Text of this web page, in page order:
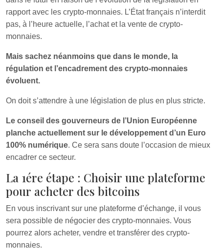
rapport avec les crypto-monnaies. L’État français n’interdit
pas, à l’heure actuelle, l’achat et la vente de crypto-
monnaies.
Mais sachez néanmoins que dans le monde, la
régulation et l’encadrement des crypto-monnaies
évoluent.
On doit s’attendre à une législation de plus en plus stricte.
Le conseil des gouverneurs de l’Union Européenne
planche actuellement sur le développement d’un Euro
100% numérique. Ce sera sans doute l’occasion de mieux
encadrer ce secteur.
La 1ére étape : Choisir une plateforme
pour acheter des bitcoins
En vous inscrivant sur une plateforme d’échange, il vous
sera possible de négocier des crypto-monnaies. Vous
pourrez alors acheter, vendre et transférer des crypto-
monnaies.